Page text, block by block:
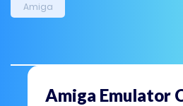
Amiga
Amiga Emulator